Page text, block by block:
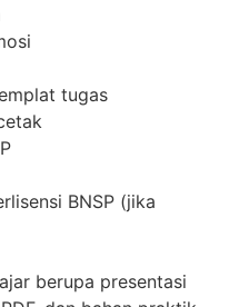
tugas
BNSP (jika
berupa presentasi